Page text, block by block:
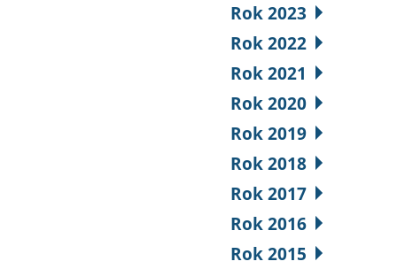
Rok 2023
Rok 2022
Rok 2021
Rok 2020
Rok 2019
Rok 2018
Rok 2017
Rok 2016
Rok 2015